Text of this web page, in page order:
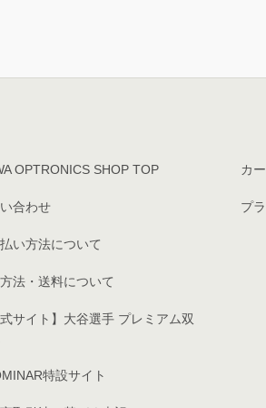
OPTRONICS SHOP TOP
合わせ
い方法について
法・送料について
式サイト】大谷選手 プレミアム双
特設サイト
カ
プ